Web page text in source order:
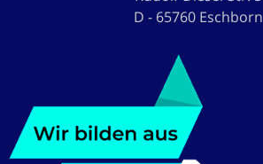
D - 65760 Eschborn